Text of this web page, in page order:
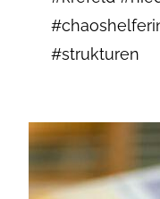
#strukturen